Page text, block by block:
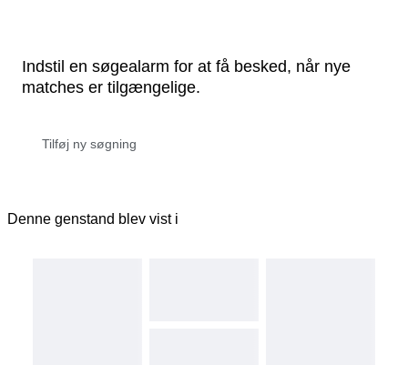
Indstil en søgealarm for at få besked, når nye
matches er tilgængelige.
Denne genstand blev vist i